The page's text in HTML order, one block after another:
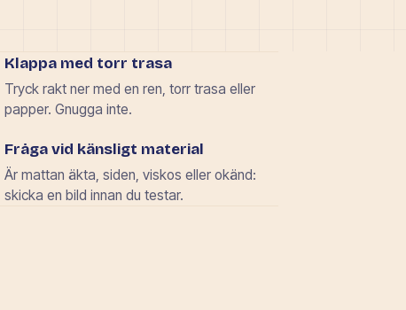
Klappa med torr trasa
Tryck rakt ner med en ren, torr trasa eller
papper. Gnugga inte.
Fråga vid känsligt material
Är mattan äkta, siden, viskos eller okänd:
skicka en bild innan du testar.